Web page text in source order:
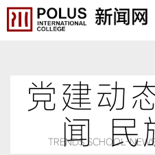
TRENDS SCHOOL-
党建动
闻 民